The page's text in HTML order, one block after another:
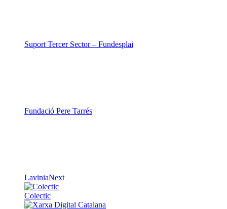
Suport Tercer Sector – Fundesplai
Fundació Pere Tarrés
LaviniaNext
Colectic